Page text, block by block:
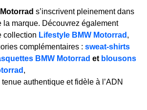
s’inscrivent pleinement dans
la marque. Découvrez également
collection Lifestyle BMW Motorrad ,
complémentaires : sweat-shirts
BMW Motorrad et blousons
,
authentique et fidèle à l’ADN